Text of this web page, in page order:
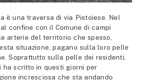
è una traversa di via Pistoiese. Nel
confine con il Comune di campi
arterie del territorio che spesso,
situazione, pagano sulla loro pelle
Soprattutto sulla pelle dei residenti,
ha scritto in questi giorni per
incresciosa che sta andando